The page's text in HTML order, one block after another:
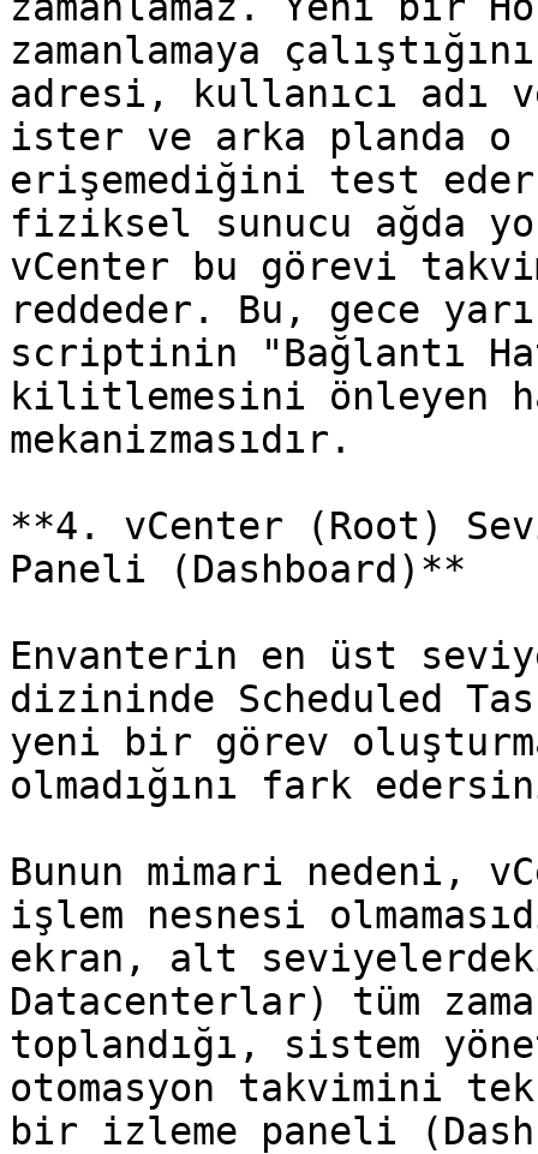
zamanlamaya
adresi, kullanıcı adı
ister ve arka planda o
erişemediğini test
fiziksel sunucu ağda
vCenter bu görevi
reddeder. Bu, gece
scriptinin "Bağlantı
kilitlemesini önleyen
mekanizmasıdır.
**4. vCenter (Root)
Paneli (Dashboard)**
Envanterin en üst
dizininde Scheduled
yeni bir görev
olmadığını fark
Bunun mimari nedeni,
işlem nesnesi
ekran, alt
Datacenterlar) tüm
toplandığı, sistem
otomasyon takvimini
bir izleme paneli